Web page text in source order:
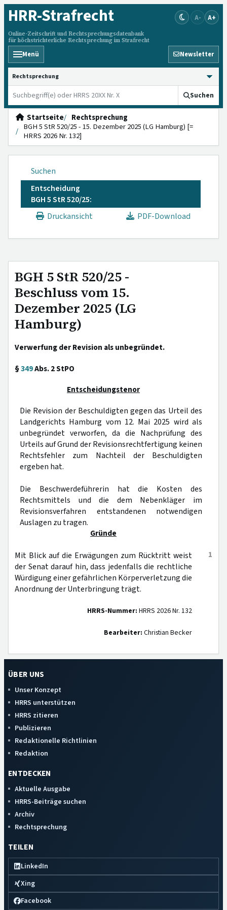
HRR-Strafrecht
Online-Zeitschrift und Rechtsprechungsdatenbank
für höchstrichterliche Rechtsprechung im Strafrecht
A- A+
Menü Newsletter
HRRS durchsuchen
Suchen
Startseite
Rechtsprechung
BGH 5 StR 520/25 - 15. Dezember 2025 (LG Hamburg) [=
HRRS 2026 Nr. 132]
Suchen
Entscheidung
BGH 5 StR 520/25:
Druckansicht
PDF-Download
BGH 5 StR 520/25 -
Beschluss vom 15.
Dezember 2025 (LG
Hamburg)
Verwerfung der Revision als unbegründet.
§349Abs. 2 StPO
Entscheidungstenor
Die Revision der Beschuldigten gegen das Urteil des
Landgerichts Hamburg vom 12. Mai 2025 wird als
unbegründet verworfen, da die Nachprüfung des
Urteils auf Grund der Revisionsrechtfertigung keinen
Rechtsfehler zum Nachteil der Beschuldigten
ergeben hat.
Die Beschwerdeführerin hat die Kosten des
Rechtsmittels und die dem Nebenkläger im
Revisionsverfahren entstandenen notwendigen
Auslagen zu tragen.
Gründe
1
Mit Blick auf die Erwägungen zum Rücktritt weist
der Senat darauf hin, dass jedenfalls die rechtliche
Würdigung einer gefährlichen Körperverletzung die
Anordnung der Unterbringung trägt.
HRRS-Nummer: HRRS 2026 Nr. 132
Bearbeiter: Christian Becker
ÜBER UNS
Unser Konzept
HRRS unterstützen
HRRS zitieren
Publizieren
Redaktionelle Richtlinien
Redaktion
ENTDECKEN
Aktuelle Ausgabe
HRRS-Beiträge suchen
Archiv
Rechtsprechung
TEILEN
LinkedIn
Xing
Facebook